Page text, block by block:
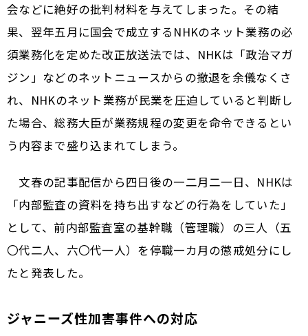
会などに絶好の批判材料を与えてしまった。その結
果、翌年五月に国会で成立するNHKのネット業務の必
須業務化を定めた改正放送法では、NHKは「政治マガ
ジン」などのネットニュースからの撤退を余儀なくさ
れ、NHKのネット業務が民業を圧迫していると判断し
た場合、総務大臣が業務規程の変更を命令できるとい
う内容まで盛り込まれてしまう。
文春の記事配信から四日後の一二月二一日、NHKは
「内部監査の資料を持ち出すなどの行為をしていた」
として、前内部監査室の基幹職（管理職）の三人（五
〇代二人、六〇代一人）を停職一カ月の懲戒処分にし
たと発表した。
ジャニーズ性加害事件への対応